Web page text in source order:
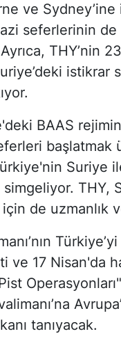
ve
seferlerinin de
THY’nin
istikrar
BAAS
Suriye
simgeliyor.
de uzmanlık
17 Nisan'da
tanıyacak.